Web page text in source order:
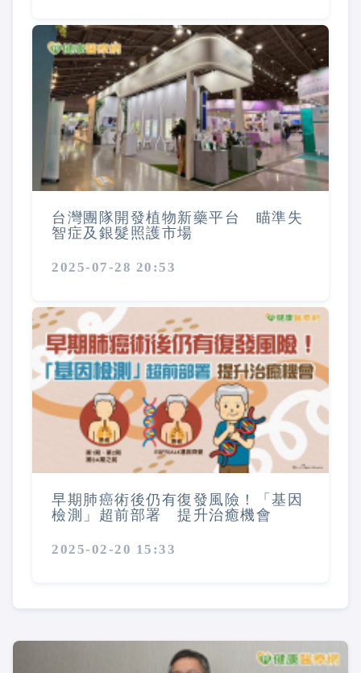
台灣團隊開發植物新藥平台 瞄準失
智症及銀髮照護市場
2025-07-28 20:53
早期肺癌術後仍有復發風險！「基因
檢測」超前部署 提升治癒機會
2025-02-20 15:33